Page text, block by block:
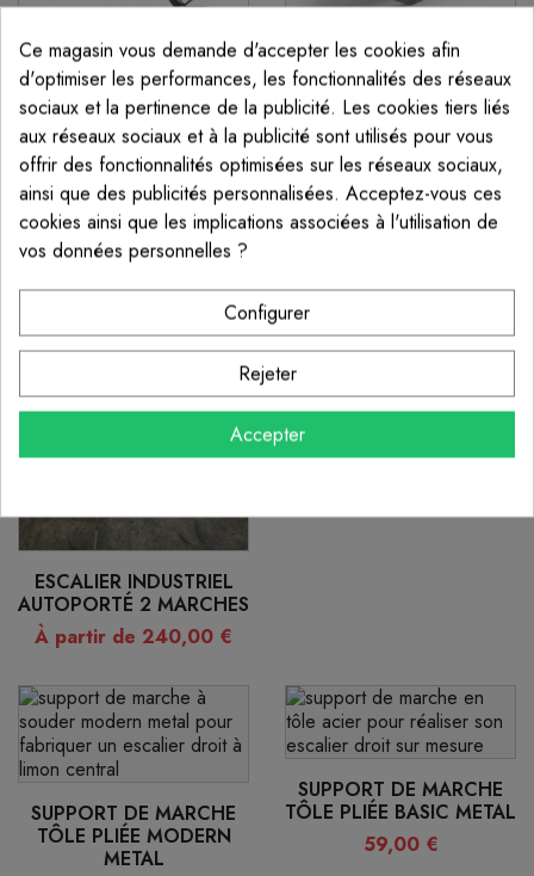
LIMON 1/4 TOURNANT
BAS CURVE METAL
À partir de 1 248,00 €
SUPPORT DE MARCHE
SHIFT METAL À SOUDER -
POUR ESCALIER DROIT
69,00 €
ESCALIER INDUSTRIEL
AUTOPORTÉ 2 MARCHES
À partir de 240,00 €
LIMON MÉTAL TYPE
CRÉMAILLÈRE SUR-
SUPPORT DE MARCHE
TÔLE PLIÉE MODERN
METAL
SUPPORT DE MARCHE
TÔLE PLIÉE BASIC METAL
59,00 €
Ce magasin vous demande d'accepter les cookies afin
d'optimiser les performances, les fonctionnalités des réseaux
sociaux et la pertinence de la publicité. Les cookies tiers liés
aux réseaux sociaux et à la publicité sont utilisés pour vous
offrir des fonctionnalités optimisées sur les réseaux sociaux,
ainsi que des publicités personnalisées. Acceptez-vous ces
cookies ainsi que les implications associées à l'utilisation de
vos données personnelles ?
Configurer
Rejeter
Accepter